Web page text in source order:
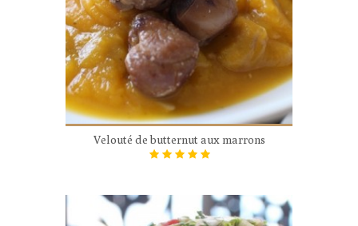
Velouté de butternut aux marrons